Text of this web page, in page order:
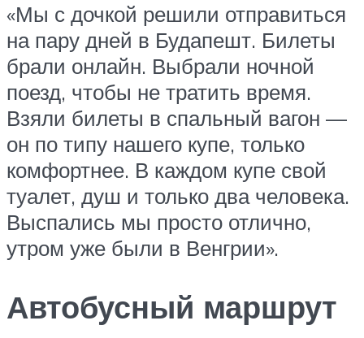
«Мы с дочкой решили отправиться
на пару дней в Будапешт. Билеты
брали онлайн. Выбрали ночной
поезд, чтобы не тратить время.
Взяли билеты в спальный вагон —
он по типу нашего купе, только
комфортнее. В каждом купе свой
туалет, душ и только два человека.
Выспались мы просто отлично,
утром уже были в Венгрии».
Автобусный маршрут